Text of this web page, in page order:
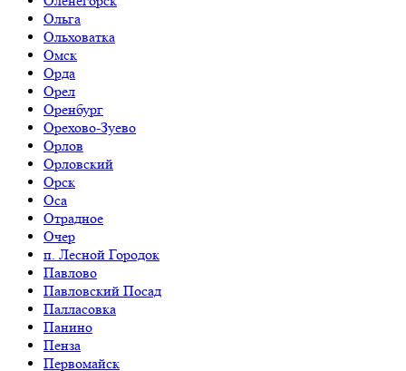
Ольга
Ольховатка
Омск
Орда
Орел
Оренбург
Орехово-Зуево
Орлов
Орловский
Орск
Оса
Отрадное
Очер
п. Лесной Городок
Павлово
Павловский Посад
Палласовка
Панино
Пенза
Первомайск